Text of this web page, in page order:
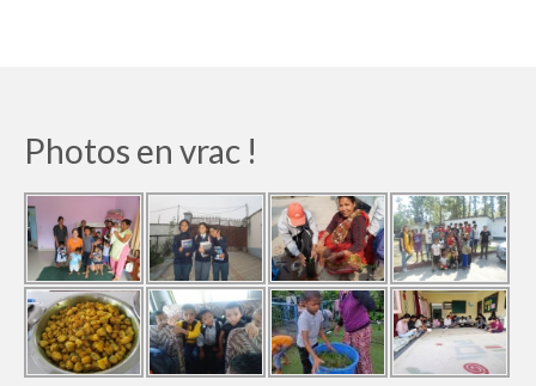
Photos en vrac !